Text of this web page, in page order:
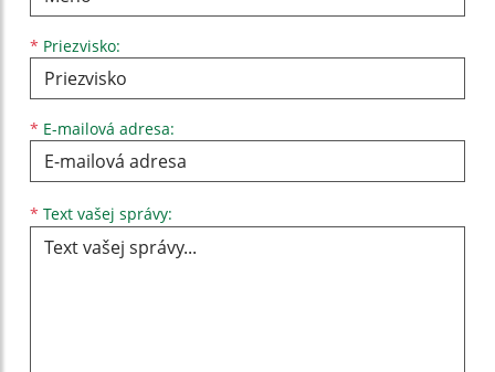
* Priezvisko:
* E-mailová adresa:
* Text vašej správy: